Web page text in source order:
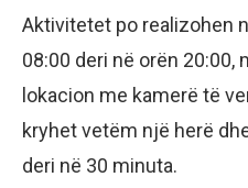
Aktivitetet po realizohen
08:00 deri në orën 20:00,
lokacion me kamerë të
kryhet vetëm një herë
deri në 30 minuta.